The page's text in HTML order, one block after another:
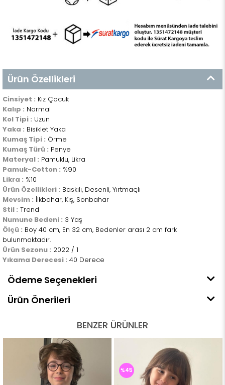
Ürün Özellikleri
Cinsiyet : Kız Çocuk
Kalıp : Normal
Kol Tipi : Uzun
Yaka : Bisiklet Yaka
Kumaş Tipi : Örme
Kumaş Türü : Penye
Materyal : Pamuklu, Likra
Pamuk-Cotton : %90
Likra : %10
Ürün Özellikleri : Baskılı, Desenli, Yırtmaçlı
Mevsim : İlkbahar, Kış, Sonbahar
Stil : Trend
Numune Bedeni : 3 Yaş
Ölçü : Boy 40 cm, En 32 cm, Bedenler arası 2 cm fark
bulunmaktadır.
Ürün Sezonu : 2022 / 1
Yıkama Derecesi : 40 Derece
Ödeme Seçenekleri
Ürün Önerileri
BENZER ÜRÜNLER
%45